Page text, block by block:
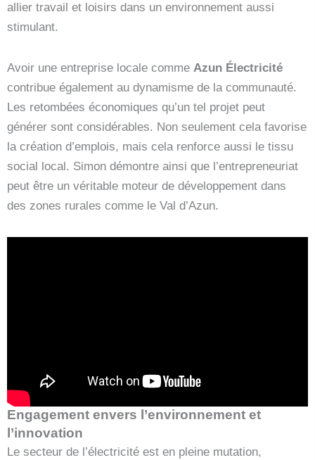
allier travail et loisirs dans un environnement aussi
stimulant.
Avoir une entreprise locale comme Azun Électricité
contribue également au dynamisme de la communauté.
Les retombées économiques qu’un tel projet peut
générer sont considérables. Non seulement cela favorise
la création d’emplois, mais cela renforce aussi le tissu
social local. Simon démontre ainsi que l’entrepreneuriat
peut être un véritable moteur de développement dans
des zones rurales comme le Val d’Azun.
Engagement envers l’environnement et
l’innovation
Le secteur de l’électricité est en pleine mutation,